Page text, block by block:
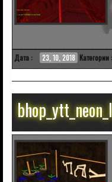
Дата : 23, 10, 2018 Категории :